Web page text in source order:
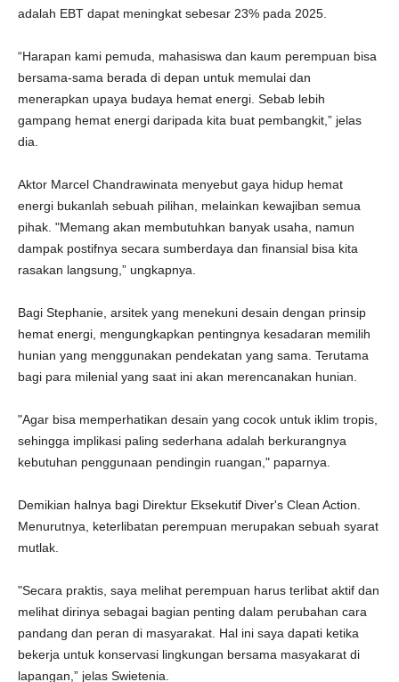
adalah EBT dapat meningkat sebesar 23% pada 2025.
“Harapan kami pemuda, mahasiswa dan kaum perempuan bisa
bersama-sama berada di depan untuk memulai dan
menerapkan upaya budaya hemat energi. Sebab lebih
gampang hemat energi daripada kita buat pembangkit,” jelas
dia.
Aktor Marcel Chandrawinata menyebut gaya hidup hemat
energi bukanlah sebuah pilihan, melainkan kewajiban semua
pihak. "Memang akan membutuhkan banyak usaha, namun
dampak postifnya secara sumberdaya dan finansial bisa kita
rasakan langsung,” ungkapnya.
Bagi Stephanie, arsitek yang menekuni desain dengan prinsip
hemat energi, mengungkapkan pentingnya kesadaran memilih
hunian yang menggunakan pendekatan yang sama. Terutama
bagi para milenial yang saat ini akan merencanakan hunian.
"Agar bisa memperhatikan desain yang cocok untuk iklim tropis,
sehingga implikasi paling sederhana adalah berkurangnya
kebutuhan penggunaan pendingin ruangan," paparnya.
Demikian halnya bagi Direktur Eksekutif Diver's Clean Action.
Menurutnya, keterlibatan perempuan merupakan sebuah syarat
mutlak.
"Secara praktis, saya melihat perempuan harus terlibat aktif dan
melihat dirinya sebagai bagian penting dalam perubahan cara
pandang dan peran di masyarakat. Hal ini saya dapati ketika
bekerja untuk konservasi lingkungan bersama masyakarat di
lapangan,” jelas Swietenia.